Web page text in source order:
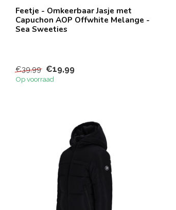
Feetje - Omkeerbaar Jasje met
Capuchon AOP Offwhite Melange -
Sea Sweeties
€39,99 €19,99
Op voorraad